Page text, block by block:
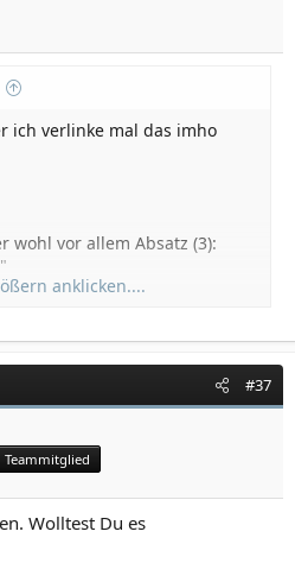
ich verlinke mal das imho
wohl vor allem Absatz (3):
anklicken....
#37
Teammitglied
Wolltest Du es